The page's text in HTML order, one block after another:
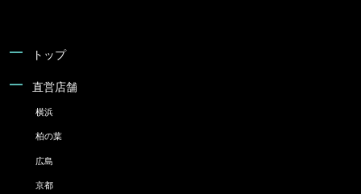
トップ
直営店舗
横浜
柏の葉
広島
京都